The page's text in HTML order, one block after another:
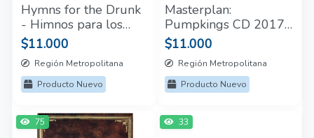
Hymns for the Drunk
- Himnos para los
borrachos CD Tankard
Sellado
$11.000
Región Metropolitana
Producto Nuevo
Masterplan:
Pumpkings CD 2017
Nuevo y Sellado
$11.000
Región Metropolitana
Producto Nuevo
75 33